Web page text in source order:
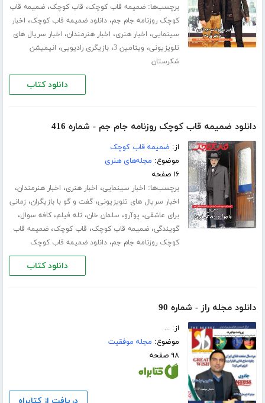
برچسب‌ها:ضمیمه قاب کوچک، قاب کوچک،ضمیمه قاب
کوچک روزنامه جام جم،دانلود ضمیمه قاب کوچک، اخبار
سینمایی، اخبار هنری، اخبار هنرمندان، اخبار سریال های
تلویزیونی، ویتامین 3 ،بازیگری رادیویی، انیمیشن
شکرستان
دانلود کتاب
دانلود ضمیمه قاب کوچک روزنامه جام جم - شماره 416
از: ضمیمه قاب کوچک
موضوع: مجله‌های هنری
۱۶ صفحه
برچسب‌ها: اخبار سینمایی، اخبار هنری، اخبار هنرمندان،
اخبار سریال های تلویزیونی،گفت و گو با بازیگران، زمانی
برای عاشقی، پوآرو، سلمان خان، تله فیلم،کافه سوال،
گویندگی،ضمیمه قاب کوچک، قاب کوچک،ضمیمه قاب
کوچک روزنامه جام جم،دانلود ضمیمه قاب کوچک
دانلود کتاب
دانلود مجله راز - شماره 90
از: ...
موضوع: مجله موفقیت
۹۸ صفحه